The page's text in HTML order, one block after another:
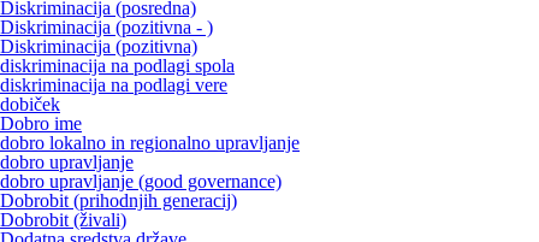
Diskriminacija (posredna)
Diskriminacija (pozitivna - )
Diskriminacija (pozitivna)
diskriminacija na podlagi spola
diskriminacija na podlagi vere
dobiček
Dobro ime
dobro lokalno in regionalno upravljanje
dobro upravljanje
dobro upravljanje (good governance)
Dobrobit (prihodnjih generacij)
Dobrobit (živali)